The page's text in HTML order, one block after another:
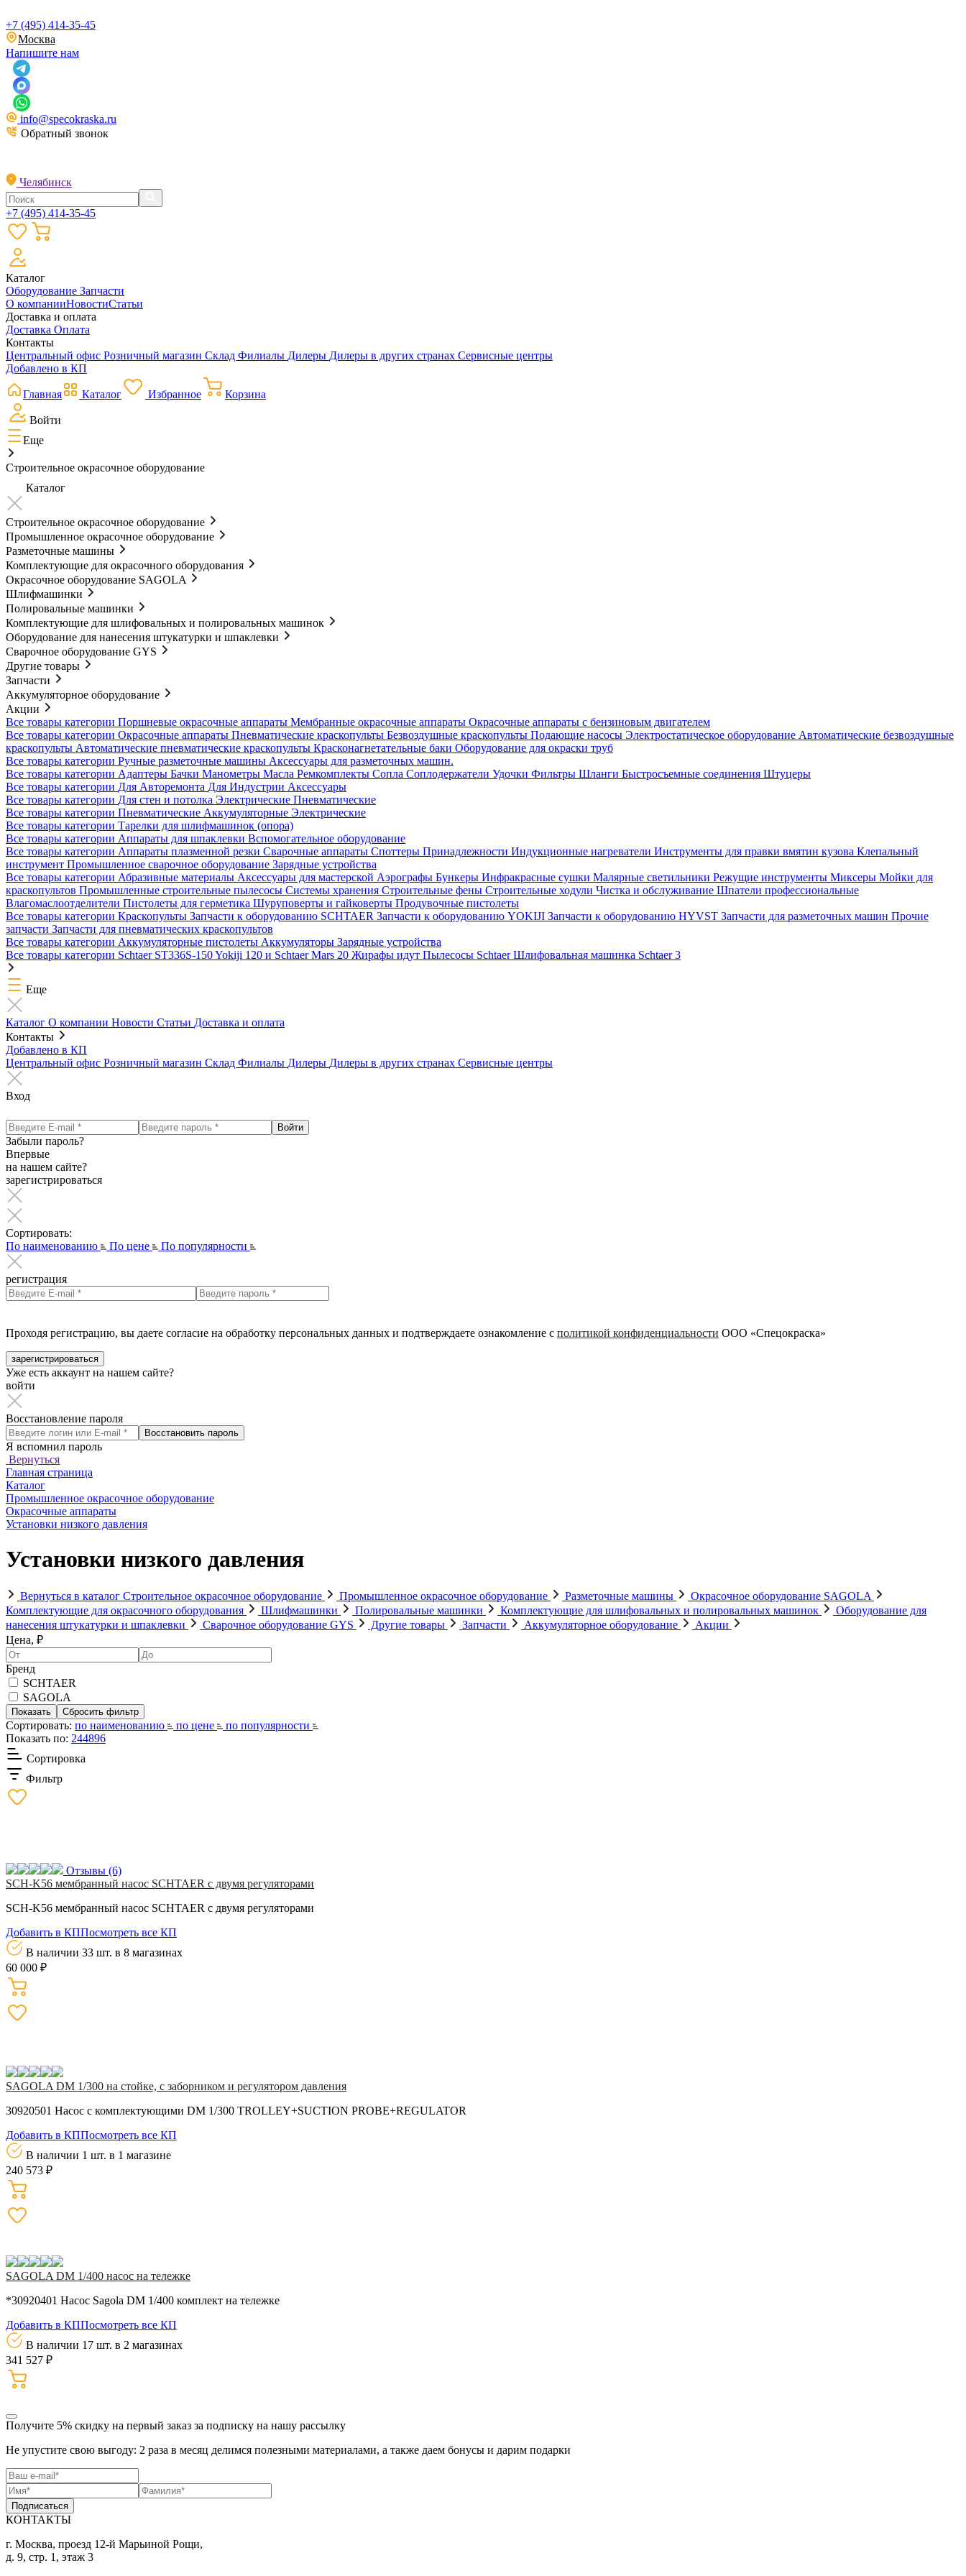
+7 (495) 414-35-45
Москва
Напишите нам
info@specokraska.ru
Обратный звонок
Челябинск
+7 (495) 414-35-45
Каталог
Оборудование Запчасти
О компанииНовостиСтатьи
Доставка и оплата
Доставка Оплата
Контакты
Центральный офис Розничный магазин Склад Филиалы Дилеры Дилеры в других странах Сервисные центры
Добавлено в КП
Главная Каталог Избранное Корзина
Войти
Еще
Строительное окрасочное оборудование
Каталог
Строительное окрасочное оборудование
Промышленное окрасочное оборудование
Разметочные машины
Комплектующие для окрасочного оборудования
Окрасочное оборудование SAGOLA
Шлифмашинки
Полировальные машинки
Комплектующие для шлифовальных и полировальных машинок
Оборудование для нанесения штукатурки и шпаклевки
Сварочное оборудование GYS
Другие товары
Запчасти
Аккумуляторное оборудование
Акции
Все товары категории Поршневые окрасочные аппараты Мембранные окрасочные аппараты Окрасочные аппараты с бензиновым двигателем
Все товары категории Окрасочные аппараты Пневматические краскопульты Безвоздушные краскопульты Подающие насосы Электростатическое оборудование Автоматические безвоздушные
краскопульты Автоматические пневматические краскопульты Красконагнетательные баки Оборудование для окраски труб
Все товары категории Ручные разметочные машины Аксессуары для разметочных машин.
Все товары категории Адаптеры Бачки Манометры Масла Ремкомплекты Сопла Соплодержатели Удочки Фильтры Шланги Быстросъемные соединения Штуцеры
Все товары категории Для Авторемонта Для Индустрии Аксессуары
Все товары категории Для стен и потолка Электрические Пневматические
Все товары категории Пневматические Аккумуляторные Электрические
Все товары категории Тарелки для шлифмашинок (опора)
Все товары категории Аппараты для шпаклевки Вспомогательное оборудование
Все товары категории Аппараты плазменной резки Сварочные аппараты Споттеры Принадлежности Индукционные нагреватели Инструменты для правки вмятин кузова Клепальный
инструмент Промышленное сварочное оборудование Зарядные устройства
Все товары категории Абразивные материалы Аксессуары для мастерской Аэрографы Бункеры Инфракрасные сушки Малярные светильники Режущие инструменты Миксеры Мойки для
краскопультов Промышленные строительные пылесосы Системы хранения Строительные фены Строительные ходули Чистка и обслуживание Шпатели профессиональные
Влагомаслоотделители Пистолеты для герметика Шуруповерты и гайковерты Продувочные пистолеты
Все товары категории Краскопульты Запчасти к оборудованию SCHTAER Запчасти к оборудованию YOKIJI Запчасти к оборудованию HYVST Запчасти для разметочных машин Прочие
запчасти Запчасти для пневматических краскопультов
Все товары категории Аккумуляторные пистолеты Аккумуляторы Зарядные устройства
Все товары категории Schtaer ST336S-150Yokiji 120 и Schtaer Mars 20 Жирафы идут Пылесосы SchtaerШлифовальная машинка Schtaer 3
Еще
Каталог О компании Новости Статьи Доставка и оплата
Контакты
Добавлено в КП
Центральный офис Розничный магазин Склад Филиалы Дилеры Дилеры в других странах Сервисные центры
Вход
Забыли пароль?
Впервые
на нашем сайте?
зарегистрироваться
Сортировать:
По наименованию
По цене По популярности
регистрация
Проходя регистрацию, вы даете согласие на обработку персональных данных и подтверждаете ознакомление с политикой конфиденциальности ООО «Спецокраска»
зарегистрироваться
Уже есть аккаунт на нашем сайте?
войти
Восстановление пароля
Восстановить пароль
Я вспомнил пароль
Вернуться
Главная страница
Каталог
Промышленное окрасочное оборудование
Окрасочные аппараты
Установки низкого давления
Установки низкого давления
Вернуться в каталог Строительное окрасочное оборудование Промышленное окрасочное оборудование Разметочные машины
Окрасочное оборудование SAGOLA
Комплектующие для окрасочного оборудования
Шлифмашинки Полировальные машинки Комплектующие для шлифовальных и полировальных машинок
Оборудование для
нанесения штукатурки и шпаклевки
Сварочное оборудование GYS Другие товары Запчасти Аккумуляторное оборудование
Акции
Цена, ₽
Бренд
SCHTAER
SAGOLA
Сортировать: по наименованию по цене
по популярности
Показать по: 244896
Сортировка
Фильтр
Отзывы (6)
SCH-K56 мембранный насос SCHTAER с двумя регуляторами
SCH-K56 мембранный насос SCHTAER с двумя регуляторами
Добавить в КППосмотреть все КП
В наличии 33 шт. в 8 магазинах
60 000 ₽
SAGOLA DM 1/300 на стойке, с заборником и регулятором давления
30920501 Насос с комплектующими DM 1/300 TROLLEY+SUCTION PROBE+REGULATOR
Добавить в КППосмотреть все КП
В наличии 1 шт. в 1 магазине
240 573 ₽
SAGOLA DM 1/400 насос на тележке
*30920401 Насос Sagola DM 1/400 комплект на тележке
Добавить в КППосмотреть все КП
В наличии 17 шт. в 2 магазинах
341 527 ₽
Получите 5% скидку на первый заказ за подписку на нашу рассылку
Не упустите свою выгоду: 2 раза в месяц делимся полезными материалами, а также даем бонусы и дарим подарки
Подписаться
КОНТАКТЫ
г. Москва, проезд 12-й Марьиной Рощи,
д. 9, стр. 1, этаж 3